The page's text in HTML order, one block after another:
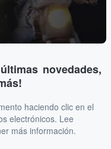
novedades,
haciendo clic en el
electrónicos. Lee
más información.